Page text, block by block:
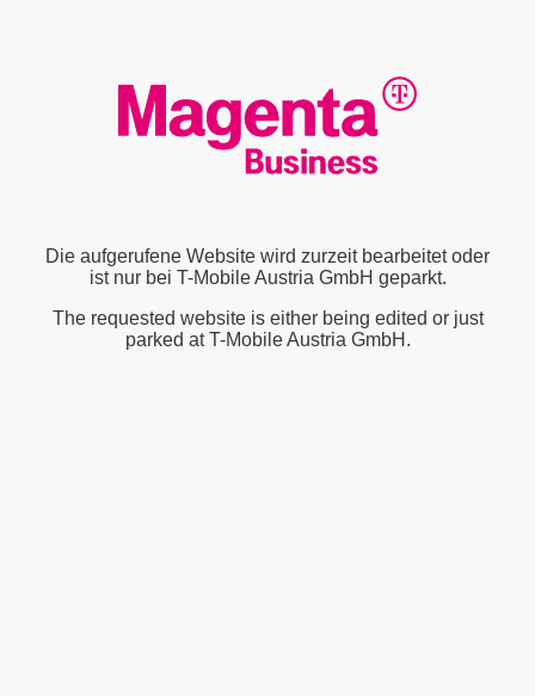
Die aufgerufene Website wird zurzeit bearbeitet oder
ist nur bei T-Mobile Austria GmbH geparkt.
The requested website is either being edited or just
parked at T-Mobile Austria GmbH.